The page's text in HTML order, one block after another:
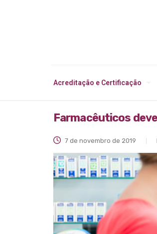
Acreditação e Certificação
Farmacêuticos
7 de novembro de 2019